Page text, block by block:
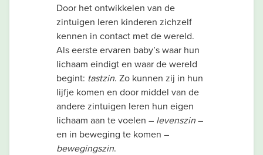
Door het ontwikkelen van de
zintuigen leren kinderen zichzelf
kennen in contact met de wereld.
Als eerste ervaren baby’s waar hun
lichaam eindigt en waar de wereld
begint: tastzin. Zo kunnen zij in hun
lijfje komen en door middel van de
andere zintuigen leren hun eigen
lichaam aan te voelen – levenszin–
en in beweging te komen –
bewegingszin.